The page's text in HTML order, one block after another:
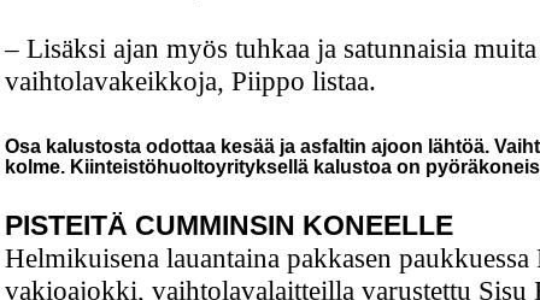
– Lisäksi ajan myös tuhkaa ja satunnaisia muita
vaihtolavakeikkoja, Piippo listaa.
Osa kalustosta odottaa kesää ja asfaltin ajoon lähtöä.
kolme. Kiinteistöhuoltoyrityksellä kalustoa on
PISTEITÄ CUMMINSIN KONEELLE
Helmikuisena lauantaina pakkasen paukkuessa
vakioajokki, vaihtolavalaitteilla varustettu Sisu